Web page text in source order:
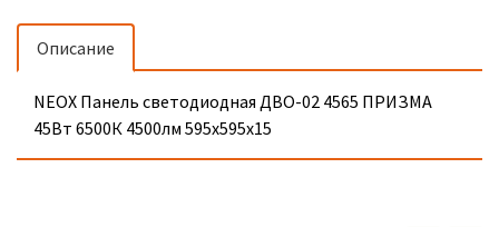
Описание
NEOX Панель светодиодная ДВО-02 4565 ПРИЗМА
45Вт 6500К 4500лм 595х595х15